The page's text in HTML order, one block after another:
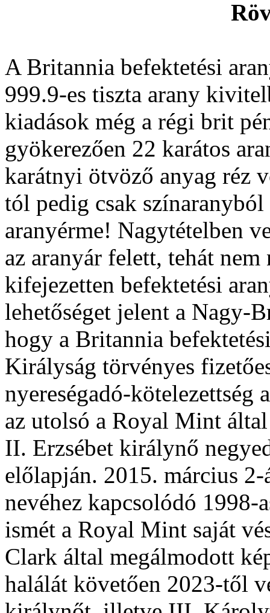
A Britannia befektetési
999.9-es tiszta arany
kiadások még a régi brit
gyökerezően 22 karátos
karátnyi ötvöző anyag réz
tól pedig csak
aranyérme! Nagytételben
az aranyár felett, tehát
kifejezetten befektetési
lehetőséget jelent a Nagy-
hogy a Britannia
Királyság törvényes
nyereségadó-
az utolsó a Royal Mint
II. Erzsébet királynő
előlapján. 2015. március
nevéhez kapcsolódó 1998-
ismét a Royal Mint saját
Clark által megálmodott
halálát követően 2023-től